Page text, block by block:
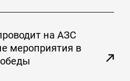
на АЗС
мероприятия в